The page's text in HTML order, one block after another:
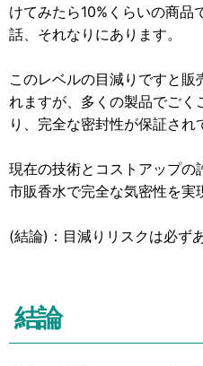
けてみたら10%くらいの商品
話、それなりにあります。
このレベルの目減りですと
れますが、多くの製品でごく
り、完全な密封性が保証され
現在の技術とコストアップ
市販香水で完全な気密性を実
(結論)：目減りリスクは必ず
結論